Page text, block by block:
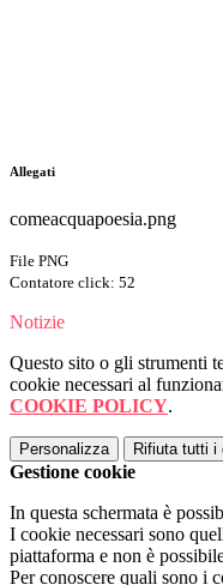
Allegati
comeacquapoesia.png
File PNG
Contatore click: 52
Notizie
Questo sito o gli strumenti
cookie necessari al
COOKIE POLICY.
Personalizza Rifiuta tutti i
Gestione cookie
In questa schermata è
I cookie necessari sono
piattaforma e non è
Per conoscere quali sono i